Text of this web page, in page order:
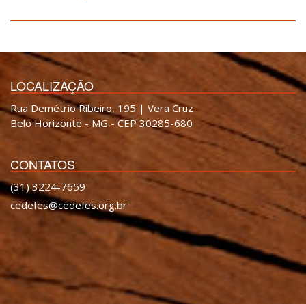
LOCALIZAÇÃO
Rua Demétrio Ribeiro, 195 | Vera Cruz
Belo Horizonte - MG - CEP 30285-680
CONTATOS
(31) 3224-7659
cedefes@cedefes.org.br